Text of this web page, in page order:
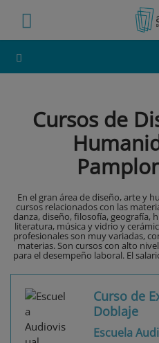
Cursos de
En el gran área de diseño, arte y
cursos relacionados con las
danza, diseño, filosofía, geografía,
literatura, música y vidrio y
profesionales son muy variadas,
materias. Son cursos con alto
para el desempeño laboral. El
Curso de
Doblaje
Escuela